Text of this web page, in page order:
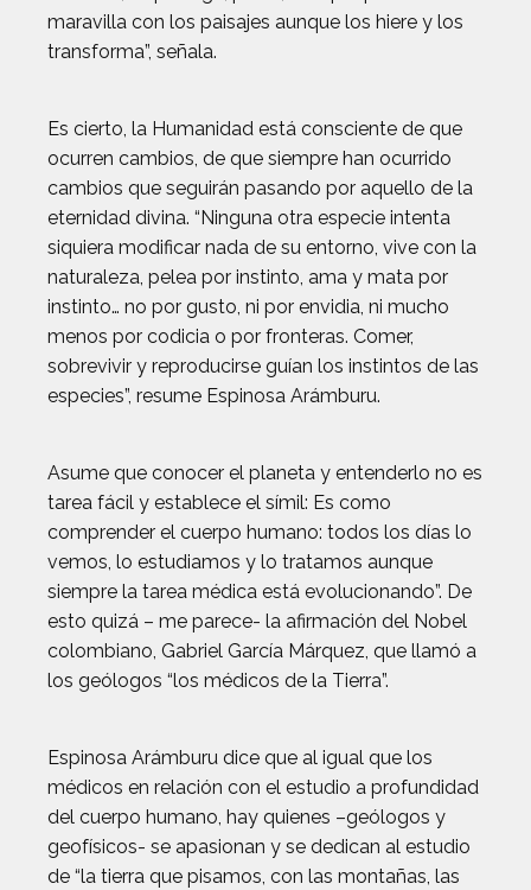
maravilla con los paisajes aunque los hiere y los
transforma”, señala.
Es cierto, la Humanidad está consciente de que
ocurren cambios, de que siempre han ocurrido
cambios que seguirán pasando por aquello de la
eternidad divina. “Ninguna otra especie intenta
siquiera modificar nada de su entorno, vive con la
naturaleza, pelea por instinto, ama y mata por
instinto… no por gusto, ni por envidia, ni mucho
menos por codicia o por fronteras. Comer,
sobrevivir y reproducirse guían los instintos de las
especies”, resume Espinosa Arámburu.
Asume que conocer el planeta y entenderlo no es
tarea fácil y establece el símil: Es como
comprender el cuerpo humano: todos los días lo
vemos, lo estudiamos y lo tratamos aunque
siempre la tarea médica está evolucionando”. De
esto quizá – me parece- la afirmación del Nobel
colombiano, Gabriel García Márquez, que llamó a
los geólogos “los médicos de la Tierra”.
Espinosa Arámburu dice que al igual que los
médicos en relación con el estudio a profundidad
del cuerpo humano, hay quienes –geólogos y
geofísicos- se apasionan y se dedican al estudio
de “la tierra que pisamos, con las montañas, las